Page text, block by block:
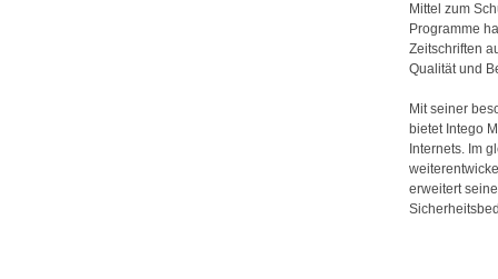
Mittel zum
Programme
Zeitschriften
Qualität und
Mit seiner
bietet Intego
Internets. Im
erweitert